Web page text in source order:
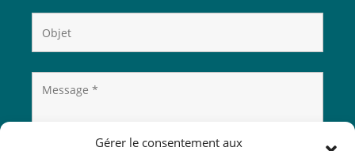
Gérer le consentement aux